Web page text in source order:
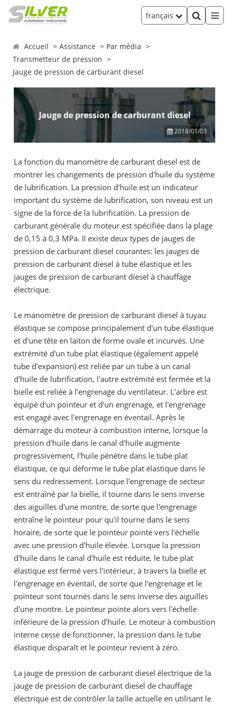
français
Accueil Assistance
Par média
Transmetteur de pression
Jauge de pression de carburant diesel
Jauge de pression de carburant diesel
2018/01/03
La fonction du manomètre de carburant diesel est de
montrer les changements de pression d'huile du système
de lubrification. La pression d'huile est un indicateur
important du système de lubrification, son niveau est un
signe de la force de la lubrification. La pression de
carburant générale du moteur est spécifiée dans la plage
de 0,15 à 0,3 MPa. Il existe deux types de jauges de
pression de carburant diesel courantes: les jauges de
pression de carburant diesel à tube élastique et les
jauges de pression de carburant diesel à chauffage
électrique.
Le manomètre de pression de carburant diesel à tuyau
élastique se compose principalement d'un tube élastique
et d'une tête en laiton de forme ovale et incurvés. Une
extrémité d'un tube plat élastique (également appelé
tube d'expansion) est reliée par un tube à un canal
d'huile de lubrification, l'autre extrémité est fermée et la
bielle est reliée à l'engrenage du ventilateur. L'arbre est
équipé d'un pointeur et d'un engrenage, et l'engrenage
est engagé avec l'engrenage en éventail. Après le
démarrage du moteur à combustion interne, lorsque la
pression d'huile dans le canal d'huile augmente
progressivement, l'huile pénètre dans le tube plat
élastique, ce qui déforme le tube plat élastique dans le
sens du redressement. Lorsque l'engrenage de secteur
est entraîné par la bielle, il tourne dans le sens inverse
des aiguilles d'une montre, de sorte que l'engrenage
entraîne le pointeur pour qu'il tourne dans le sens
horaire, de sorte que le pointeur pointe vers l'échelle
avec une pression d'huile élevée. Lorsque la pression
d'huile dans le canal d'huile est réduite, le tube plat
élastique est fermé vers l'intérieur, à travers la bielle et
l'engrenage en éventail, de sorte que l'engrenage et le
pointeur sont tournés dans le sens inverse des aiguilles
d'une montre. Le pointeur pointe alors vers l'échelle
inférieure de la pression d'huile. Le moteur à combustion
interne cesse de fonctionner, la pression dans le tube
élastique disparaît et le pointeur revient à zéro.
La jauge de pression de carburant diesel électrique de la
jauge de pression de carburant diesel de chauffage
électrique est de contrôler la taille actuelle en utilisant le